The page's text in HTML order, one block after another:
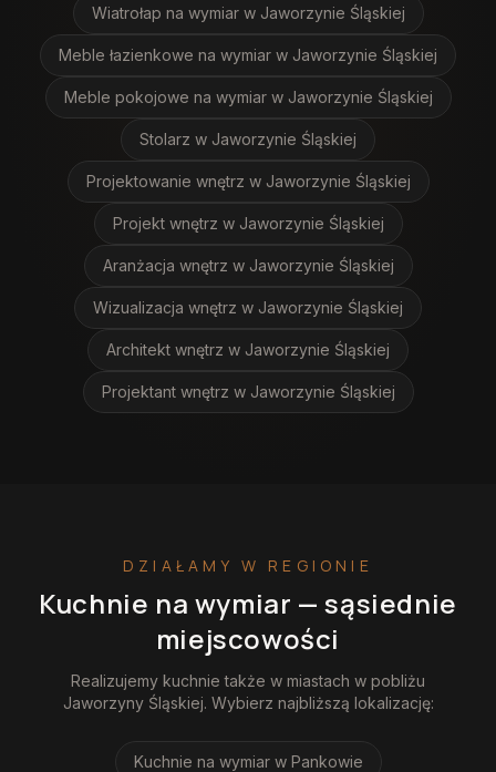
Wiatrołap na wymiar w Jaworzynie Śląskiej
Meble łazienkowe na wymiar w Jaworzynie Śląskiej
Meble pokojowe na wymiar w Jaworzynie Śląskiej
Stolarz w Jaworzynie Śląskiej
Projektowanie wnętrz w Jaworzynie Śląskiej
Projekt wnętrz w Jaworzynie Śląskiej
Aranżacja wnętrz w Jaworzynie Śląskiej
Wizualizacja wnętrz w Jaworzynie Śląskiej
Architekt wnętrz w Jaworzynie Śląskiej
Projektant wnętrz w Jaworzynie Śląskiej
DZIAŁAMY W REGIONIE
Kuchnie na wymiar — sąsiednie
miejscowości
Realizujemy kuchnie także w miastach w pobliżu
Jaworzyny Śląskiej. Wybierz najbliższą lokalizację:
Kuchnie na wymiar w Pankowie